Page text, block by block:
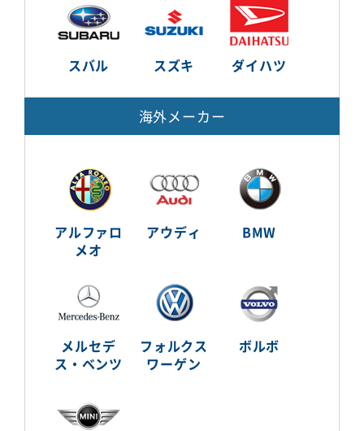
スバル スズキ ダイハツ
海外メーカー
アルファロ
メオ
アウディ BMW
メルセデ
ス・ベンツ
フォルクス
ワーゲン
ボルボ